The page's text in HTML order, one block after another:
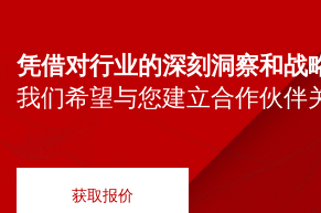
凭借对行业的深刻洞察和战
我们希望与您建立合作伙伴
获取报价